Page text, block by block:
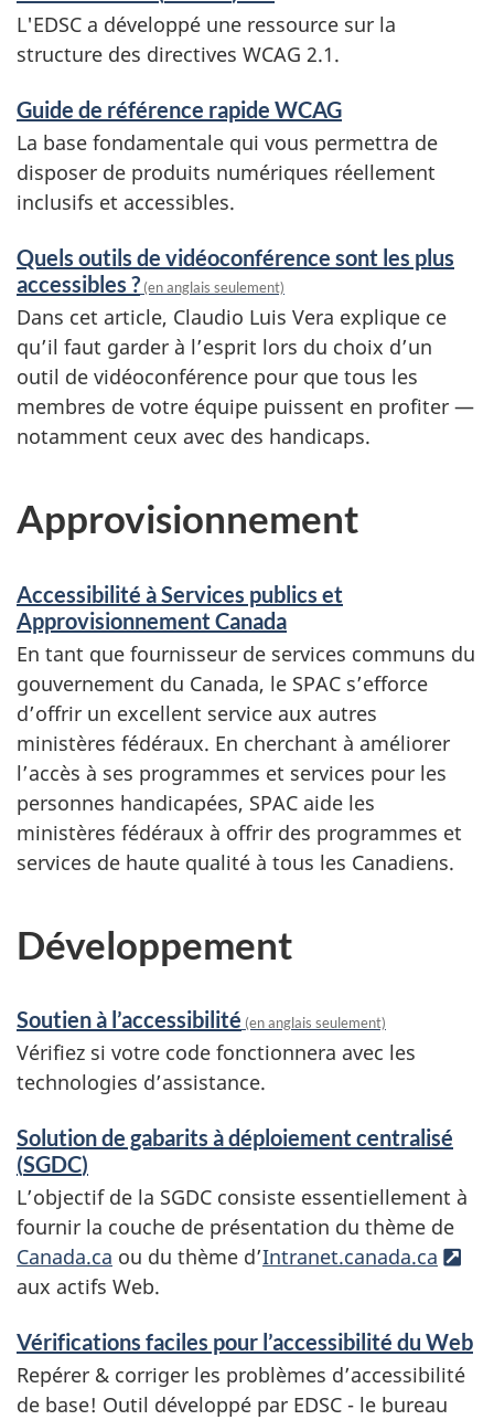
L'EDSC a développé une ressource sur la
structure des directives WCAG 2.1.
Guide de référence rapide WCAG
La base fondamentale qui vous permettra de
disposer de produits numériques réellement
inclusifs et accessibles.
Quels outils de vidéoconférence sont les plus
accessibles ? (en anglais seulement)
Dans cet article, Claudio Luis Vera explique ce
qu’il faut garder à l’esprit lors du choix d’un
outil de vidéoconférence pour que tous les
membres de votre équipe puissent en profiter —
notamment ceux avec des handicaps.
Approvisionnement
Accessibilité à Services publics et
Approvisionnement Canada
En tant que fournisseur de services communs du
gouvernement du Canada, le SPAC s’efforce
d’offrir un excellent service aux autres
ministères fédéraux. En cherchant à améliorer
l’accès à ses programmes et services pour les
personnes handicapées, SPAC aide les
ministères fédéraux à offrir des programmes et
services de haute qualité à tous les Canadiens.
Développement
Soutien à l’accessibilité (en anglais seulement)
Vérifiez si votre code fonctionnera avec les
technologies d’assistance.
Solution de gabarits à déploiement centralisé
(SGDC)
L’objectif de la SGDC consiste essentiellement à
fournir la couche de présentation du thème de
Canada.ca ou du thème d’Intranet.canada.ca
aux actifs Web.
Vérifications faciles pour l’accessibilité du Web
Repérer & corriger les problèmes d’accessibilité
de base! Outil développé par EDSC - le bureau